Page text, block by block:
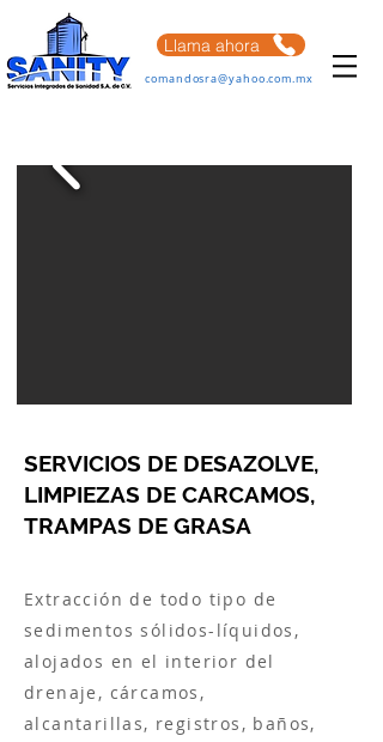
Llama ahora
comandosra@yahoo.com.mx
SERVICIOS DE DESAZOLVE,
LIMPIEZAS DE CARCAMOS,
TRAMPAS DE GRASA
Extracción de todo tipo de
sedimentos sólidos-líquidos,
alojados en el interior del
drenaje, cárcamos,
alcantarillas, registros, baños,